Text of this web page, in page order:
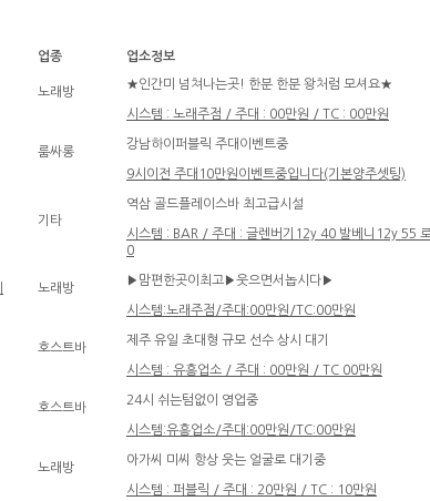
업종 업소정보
노래방
★인간미 넘쳐나는곳! 한분 한분 왕처럼 모셔요★
시스템 : 노래주점 / 주대 : 00만원 / TC : 00만원
룸싸롱
강남하이퍼블릭 주대이벤트중
9시이전 주대10만원이벤트중입니다(기본양주셋팅)
기타
역삼 골드플레이스바 최고급시설
시스템 : BAR / 주대 : 글렌버기12y 40 발베니12y 55
0
노래방
▶맘편한곳이최고▶웃으면서놉시다▶
시스템:노래주점/주대:00만원/TC:00만원
호스트바
제주 유일 초대형 규모 선수 상시 대기
시스템 : 유흥업소 / 주대 : 00만원 / TC 00만원
호스트바
24시 쉬는텀없이 영업중
시스템:유흥업소/주대:00만원/TC:00만원
노래방
아가씨 미씨 항상 웃는 얼굴로 대기중
시스템 : 퍼블릭 / 주대 : 20만원 / TC : 10만원